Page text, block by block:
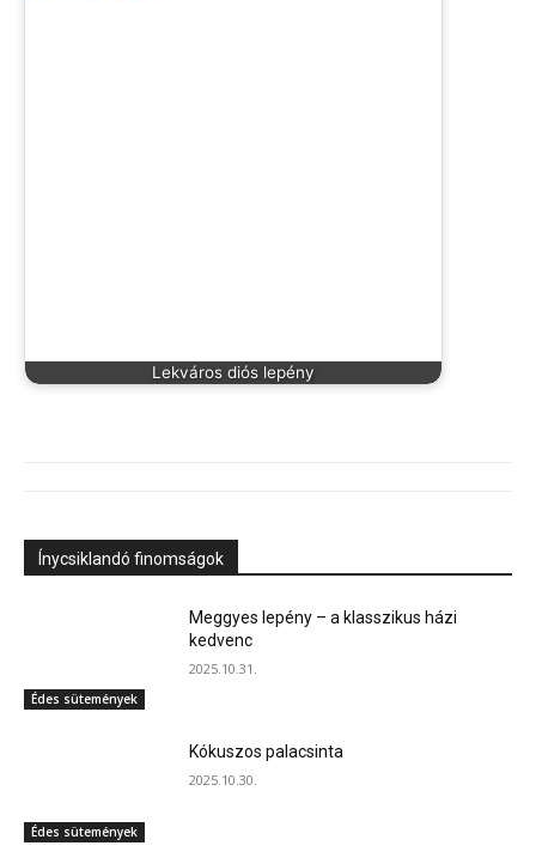
Lekváros diós lepény
Ínycsiklandó finomságok
Édes sütemények
Meggyes lepény – a klasszikus házi
kedvenc
2025.10.31.
Édes sütemények
Kókuszos palacsinta
2025.10.30.